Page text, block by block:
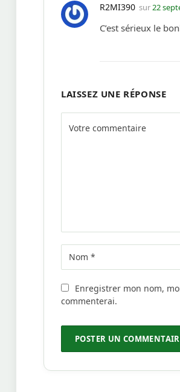
R2MI390 sur22
C’est sérieux le
LAISSEZ UNE RÉPONSE
Enregistrer mon nom,
commenterai.